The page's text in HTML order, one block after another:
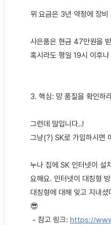
위 요금은 3년 약정에 장
사은품은 현금 47만원을
혹시라도 평일 19시 이후
3. 핵심: 망 품질을 확인하
그런데 말입니다..!
그냥(?) SK로 가입하시면
누나 집에 SK 인터넷이 설
요해요. 인터넷이 대칭형
대칭형에 대해 잊고 지내
😎
- 참고 링크: https://